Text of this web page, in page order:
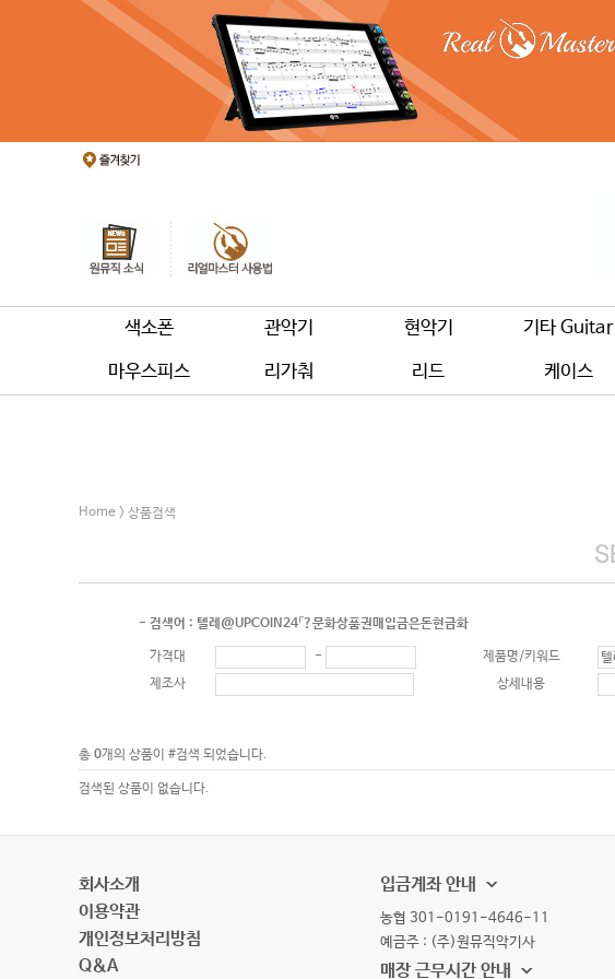
색소폰 관악기 현악기 기타 Guitar
마우스피스 리가춰 리드 케이스
Home > 상품검색
- 검색어 : 텔레@UPCOIN24「?문화상품권매입금은돈현금화
가격대 -
제품명/키워드
제조사
상세내용
총 0개의 상품이 #검색 되었습니다.
검색된 상품이 없습니다.
회사소개
이용약관
개인정보처리방침
Q&A
입금계좌 안내
농협 301-0191-4646-11
예금주 : (주)원뮤직악기사
매장 근무시간 안내